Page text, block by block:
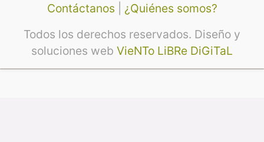
Contáctanos
¿Quiénes somos?
Todos los derechos reservados. Diseño y
soluciones web VieNTo LiBRe DiGiTaL